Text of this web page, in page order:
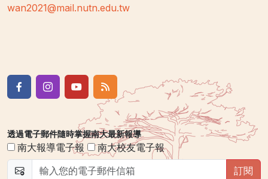
wan2021@mail.nutn.edu.tw
透過電子郵件隨時掌握南大最新報導
南大報導電子報
南大校友電子報
訂閱